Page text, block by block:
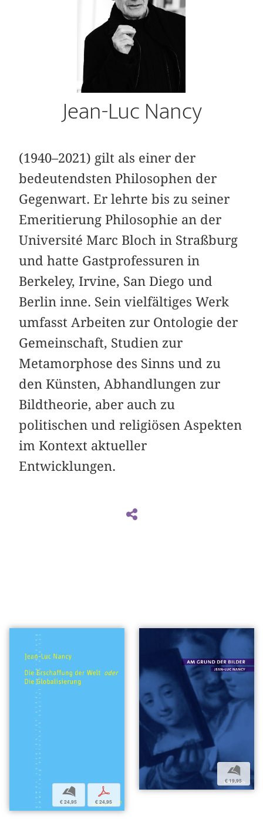
Jean-Luc Nancy
(1940–2021) gilt als einer der
bedeutendsten Philosophen der
Gegenwart. Er lehrte bis zu seiner
Emeritierung Philosophie an der
Université Marc Bloch in Straßburg
und hatte Gastprofessuren in
Berkeley, Irvine, San Diego und
Berlin inne. Sein vielfältiges Werk
umfasst Arbeiten zur Ontologie der
Gemeinschaft, Studien zur
Metamorphose des Sinns und zu
den Künsten, Abhandlungen zur
Bildtheorie, aber auch zu
politischen und religiösen Aspekten
im Kontext aktueller
Entwicklungen.
b
€ 24,95
p
€ 24,95
b
€ 19,95